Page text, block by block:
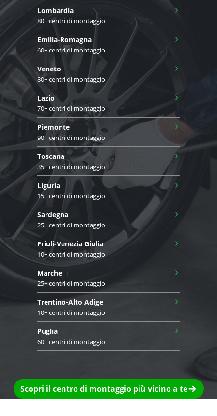
Lombardia
80+ centri di montaggio
›
Emilia-Romagna
60+ centri di montaggio
›
Veneto
80+ centri di montaggio
›
Lazio
70+ centri di montaggio
›
Piemonte
90+ centri di montaggio
›
Toscana
35+ centri di montaggio
›
Liguria
15+ centri di montaggio
›
Sardegna
25+ centri di montaggio
›
Friuli-Venezia Giulia
10+ centri di montaggio
›
Marche
25+ centri di montaggio
›
Trentino-Alto Adige
10+ centri di montaggio
›
Puglia
60+ centri di montaggio
›
Scopri il centro di montaggio più vicino a te